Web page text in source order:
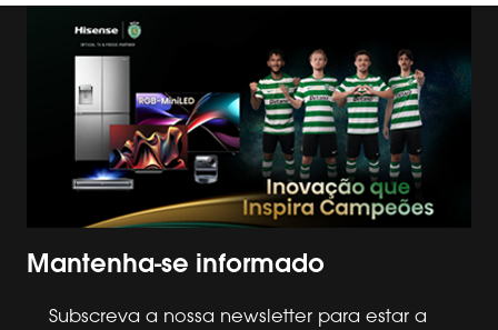
Mantenha-se informado
Subscreva a nossa newsletter para estar a